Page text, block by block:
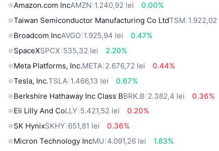
Amazon.com IncAMZN 1.240,92 lei
0.00%
Taiwan Semiconductor Manufacturing Co LtdTSM
Broadcom IncAVGO 1.925,94 lei
0.47%
SpaceXSPCX 535,32 lei
2.20%
Meta Platforms, Inc.META 2.676,72 lei
0.44%
Tesla, Inc.TSLA 1.466,13 lei
0.67%
Berkshire Hathaway Inc Class BBRK.B 2.382,4 lei
0.36%
Eli Lilly And CoLLY 5.421,52 lei
0.20%
SK HynixSKHY 651,81 lei
0.36%
Micron Technology IncMU 4.091,26 lei
1.83%